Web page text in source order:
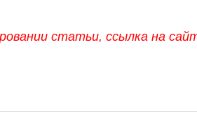
статьи, ссылка на